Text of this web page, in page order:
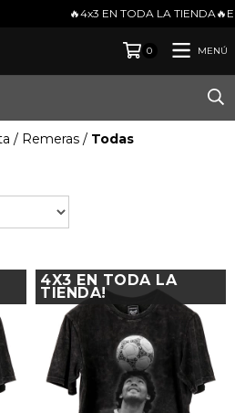
GRATIS EN COMPRAS DE MAS
0 MENÚ
/ Remeras / Todas
4X3 EN TODA LA
TIENDA!